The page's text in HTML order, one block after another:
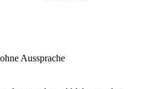
Aussprache